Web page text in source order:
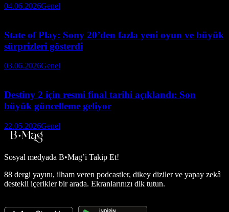
04.06.2026Genel
State of Play: Sony 20’den fazla yeni oyun ve büyük
sürprizleri gösterdi
03.06.2026Genel
Destiny 2 için resmi final tarihi açıklandı: Son
büyük güncelleme geliyor
22.05.2026Genel
Sosyal medyada B•Mag’i Takip Et!
88 dergi yayını, ilham veren podcastler, dikey diziler ve yapay zekâ
destekli içerikler bir arada. Ekranlarınızı dik tutun.